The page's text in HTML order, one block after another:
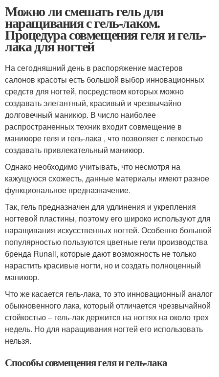
Можно ли смешать гель для
наращивания с гель-лаком.
Процедура совмещения геля и гель-
лака для ногтей
На сегодняшний день в распоряжение мастеров
салонов красоты есть большой выбор инновационных
средств для ногтей, посредством которых можно
создавать элегантный, красивый и чрезвычайно
долговечный маникюр. В число наиболее
распространенных техник входит совмещение в
маникюре геля и гель-лака , что позволяет с легкостью
создавать привлекательный маникюр.
Однако необходимо учитывать, что несмотря на
кажущуюся схожесть, данные материалы имеют разное
функциональное предназначение.
Так, гель предназначен для удлинения и укрепления
ногтевой пластины, поэтому его широко используют для
наращивания искусственных ногтей. Особенно большой
популярностью пользуются цветные гели производства
бренда Runail, которые дают возможность не только
нарастить красивые ногти, но и создать полноценный
маникюр.
Что же касается гель-лака, то это инновационный аналог
обыкновенного лака, который отличается чрезвычайной
стойкостью – гель-лак держится на ногтях на около трех
недель. Но для наращивания ногтей его использовать
нельзя.
Способы совмещения геля и гель-лака